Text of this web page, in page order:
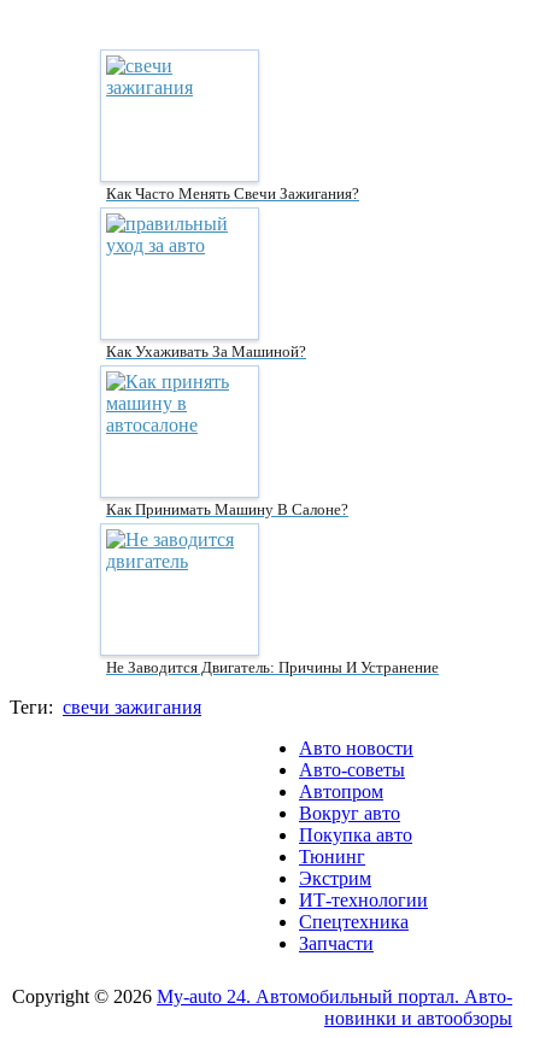
Как Часто Менять Свечи Зажигания?
Как Ухаживать За Машиной?
Как Принимать Машину В Салоне?
Не Заводится Двигатель: Причины И Устранение
Теги: свечи зажигания
Авто новости
Авто-советы
Автопром
Вокруг авто
Покупка авто
Тюнинг
Экстрим
ИТ-технологии
Спецтехника
Запчасти
Copyright © 2026 My-auto 24. Автомобильный портал. Авто-
новинки и автообзоры